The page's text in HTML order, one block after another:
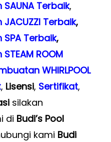
Terbaik,
Terbaik,
Terbaik,
ROOM
WHIRLPOOL
, Lisensi, Sertifikat,
silakan
di Budi’s Pool
kami Budi